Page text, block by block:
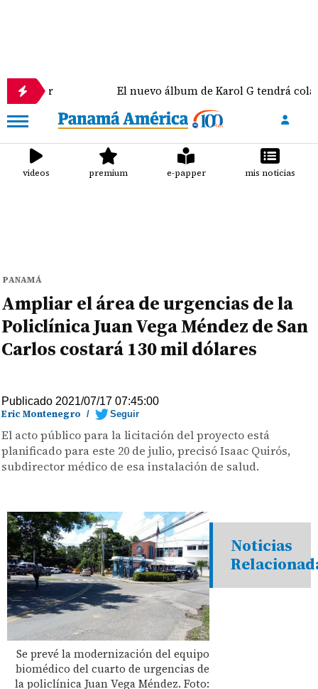
El nuevo álbum de Karol G tendrá
videos premium e-papper mis noticias
PANAMÁ
Ampliar el área de urgencias de la
Policlínica Juan Vega Méndez de San
Carlos costará 130 mil dólares
Publicado 2021/07/17 07:45:00
Eric Montenegro / Seguir
El acto público para la licitación del proyecto está
planificado para este 20 de julio, precisó Isaac Quirós,
subdirector médico de esa instalación de salud.
Se prevé la modernización del equipo
biomédico del cuarto de urgencias de
la policlínica Juan Vega Méndez. Foto:
Noticias